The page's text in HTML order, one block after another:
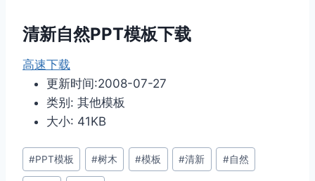
清新自然PPT模板下载
高速下载
更新时间:2008-07-27
类别: 其他模板
大小: 41KB
文
章
#PPT模板 #树木 #模板 #清新 #自然